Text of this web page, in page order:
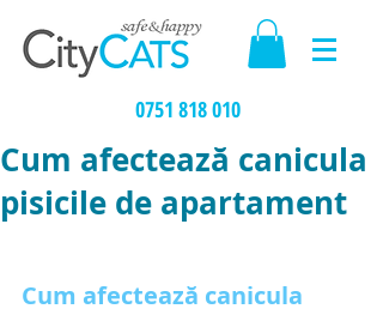
0751 818 010
Cum afectează canicula
pisicile de apartament
Cum afectează canicula